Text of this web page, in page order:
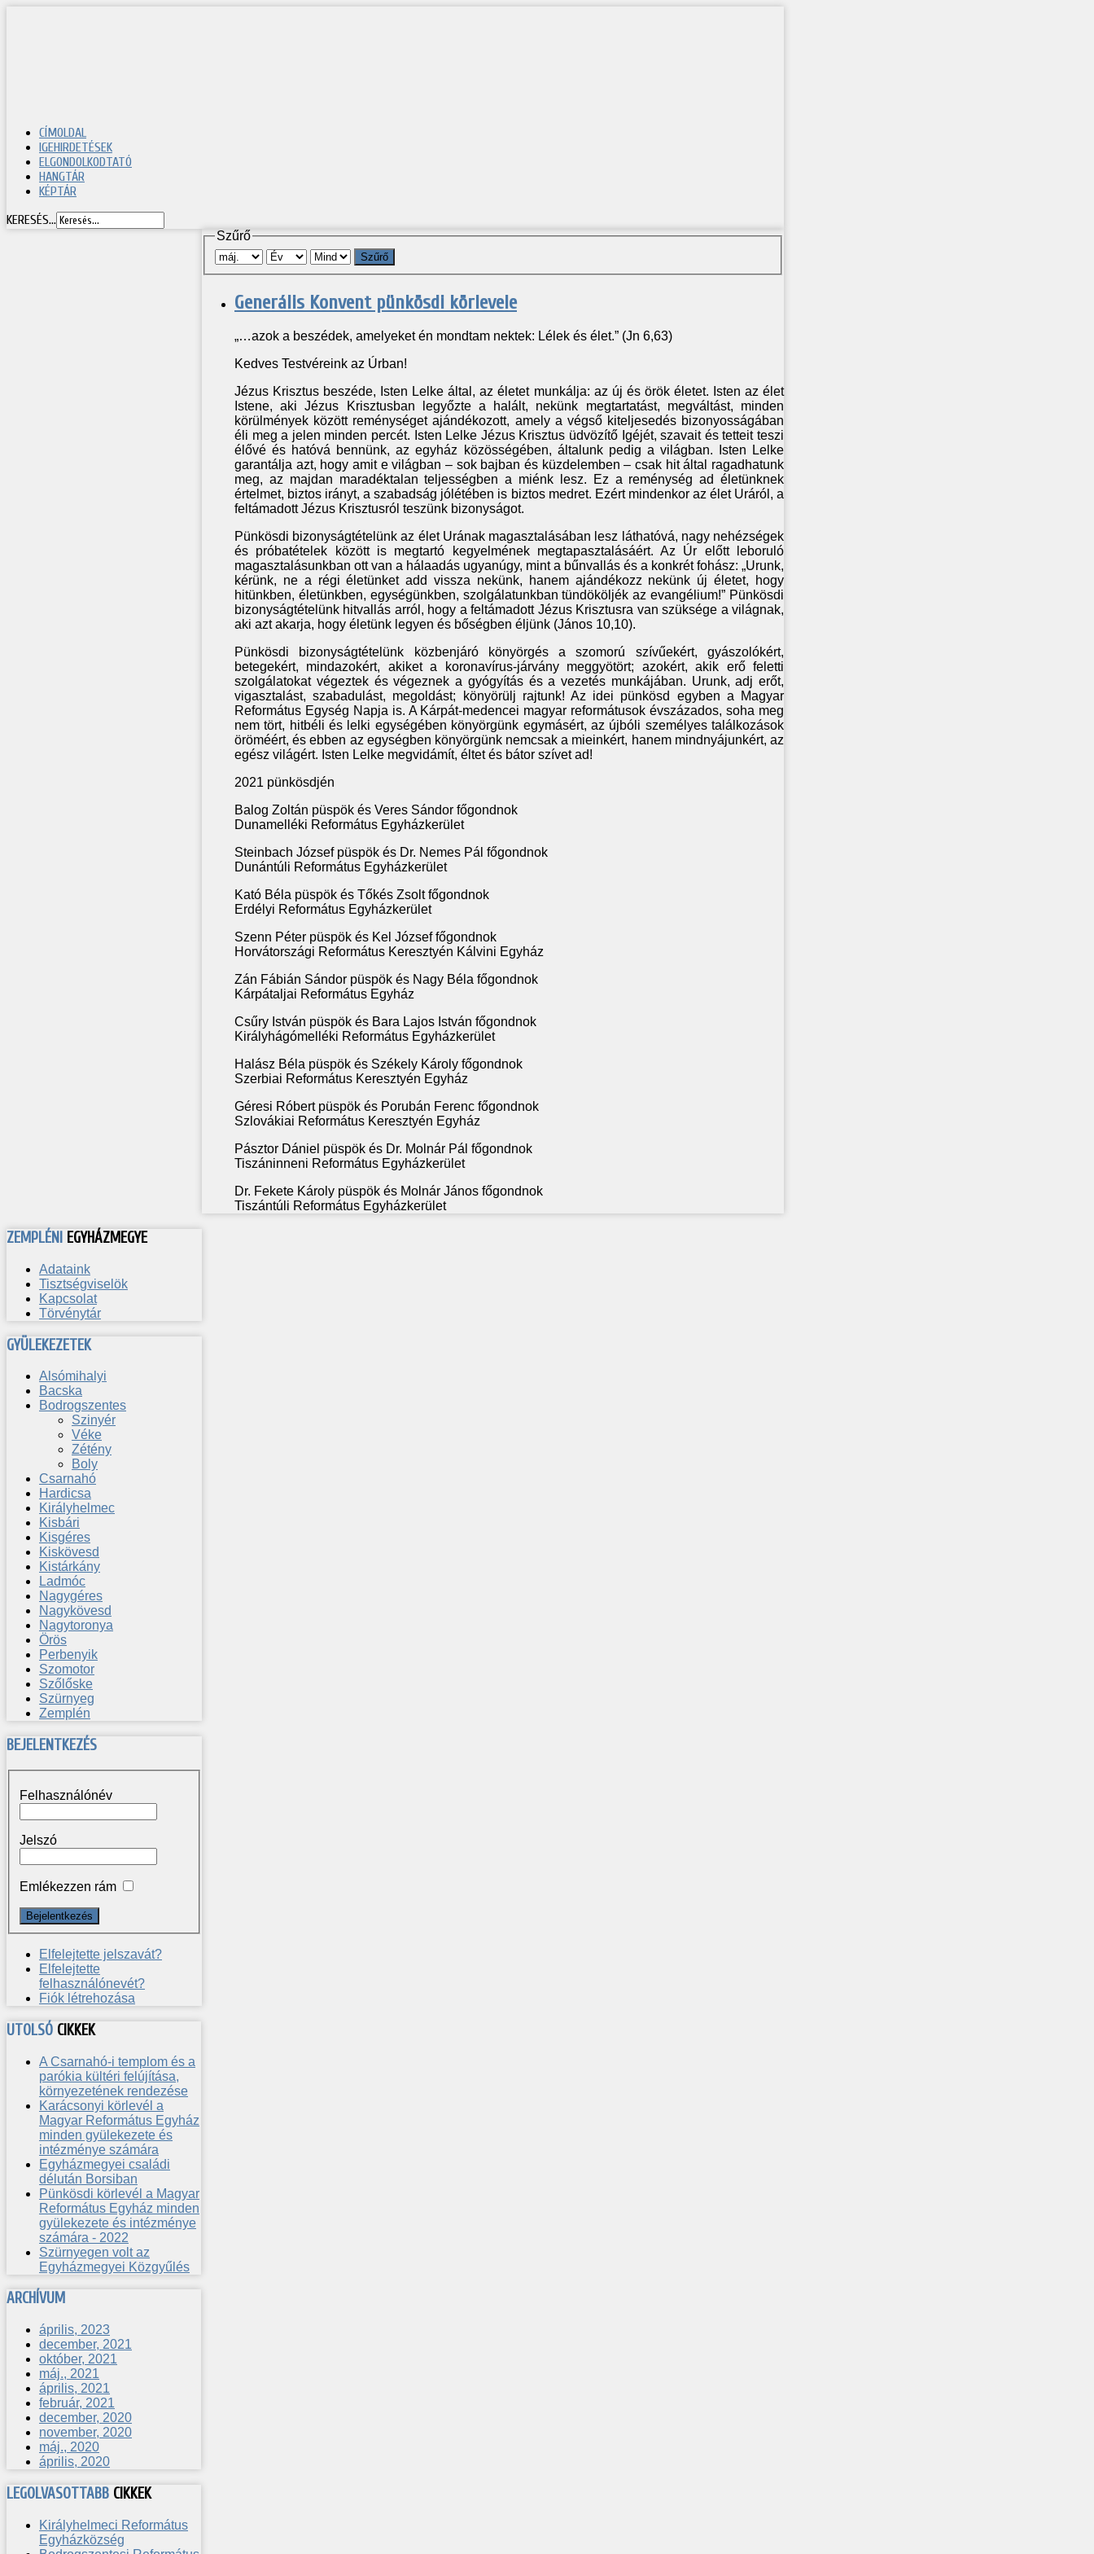
CÍMOLDAL
IGEHIRDETÉSEK
ELGONDOLKODTATÓ
HANGTÁR
KÉPTÁR
KERESÉS...
Szűrő
Szűrő
Generális Konvent pünkösdi körlevele
„…azok a beszédek, amelyeket én mondtam nektek: Lélek és élet.” (Jn 6,63)
Kedves Testvéreink az Úrban!
Jézus Krisztus beszéde, Isten Lelke által, az életet munkálja: az új és örök életet. Isten az élet
Istene, aki Jézus Krisztusban legyőzte a halált, nekünk megtartatást, megváltást, minden
körülmények között reménységet ajándékozott, amely a végső kiteljesedés bizonyosságában
éli meg a jelen minden percét. Isten Lelke Jézus Krisztus üdvözítő Igéjét, szavait és tetteit teszi
élővé és hatóvá bennünk, az egyház közösségében, általunk pedig a világban. Isten Lelke
garantálja azt, hogy amit e világban – sok bajban és küzdelemben – csak hit által ragadhatunk
meg, az majdan maradéktalan teljességben a miénk lesz. Ez a reménység ad életünknek
értelmet, biztos irányt, a szabadság jólétében is biztos medret. Ezért mindenkor az élet Uráról, a
feltámadott Jézus Krisztusról teszünk bizonyságot.
Pünkösdi bizonyságtételünk az élet Urának magasztalásában lesz láthatóvá, nagy nehézségek
és próbatételek között is megtartó kegyelmének megtapasztalásáért. Az Úr előtt leboruló
magasztalásunkban ott van a hálaadás ugyanúgy, mint a bűnvallás és a konkrét fohász: „Urunk,
kérünk, ne a régi életünket add vissza nekünk, hanem ajándékozz nekünk új életet, hogy
hitünkben, életünkben, egységünkben, szolgálatunkban tündököljék az evangélium!” Pünkösdi
bizonyságtételünk hitvallás arról, hogy a feltámadott Jézus Krisztusra van szüksége a világnak,
aki azt akarja, hogy életünk legyen és bőségben éljünk (János 10,10).
Pünkösdi bizonyságtételünk közbenjáró könyörgés a szomorú szívűekért, gyászolókért,
betegekért, mindazokért, akiket a koronavírus-járvány meggyötört; azokért, akik erő feletti
szolgálatokat végeztek és végeznek a gyógyítás és a vezetés munkájában. Urunk, adj erőt,
vigasztalást, szabadulást, megoldást; könyörülj rajtunk! Az idei pünkösd egyben a Magyar
Református Egység Napja is. A Kárpát-medencei magyar reformátusok évszázados, soha meg
nem tört, hitbéli és lelki egységében könyörgünk egymásért, az újbóli személyes találkozások
öröméért, és ebben az egységben könyörgünk nemcsak a mieinkért, hanem mindnyájunkért, az
egész világért. Isten Lelke megvidámít, éltet és bátor szívet ad!
2021 pünkösdjén
Balog Zoltán püspök és Veres Sándor főgondnok
Dunamelléki Református Egyházkerület
Steinbach József püspök és Dr. Nemes Pál főgondnok
Dunántúli Református Egyházkerület
Kató Béla püspök és Tőkés Zsolt főgondnok
Erdélyi Református Egyházkerület
Szenn Péter püspök és Kel József főgondnok
Horvátországi Református Keresztyén Kálvini Egyház
Zán Fábián Sándor püspök és Nagy Béla főgondnok
Kárpátaljai Református Egyház
Csűry István püspök és Bara Lajos István főgondnok
Királyhágómelléki Református Egyházkerület
Halász Béla püspök és Székely Károly főgondnok
Szerbiai Református Keresztyén Egyház
Géresi Róbert püspök és Porubán Ferenc főgondnok
Szlovákiai Református Keresztyén Egyház
Pásztor Dániel püspök és Dr. Molnár Pál főgondnok
Tiszáninneni Református Egyházkerület
Dr. Fekete Károly püspök és Molnár János főgondnok
Tiszántúli Református Egyházkerület
ZEMPLÉNI EGYHÁZMEGYE
Adataink
Tisztségviselök
Kapcsolat
Törvénytár
GYÜLEKEZETEK
Alsómihalyi
Bacska
Bodrogszentes
Szinyér
Véke
Zétény
Boly
Csarnahó
Hardicsa
Királyhelmec
Kisbári
Kisgéres
Kiskövesd
Kistárkány
Ladmóc
Nagygéres
Nagykövesd
Nagytoronya
Örös
Perbenyik
Szomotor
Szőlőske
Szürnyeg
Zemplén
BEJELENTKEZÉS
Felhasználónév
Jelszó
Emlékezzen rám
Elfelejtette jelszavát?
Elfelejtette
felhasználónevét?
Fiók létrehozása
UTOLSÓ CIKKEK
A Csarnahó-i templom és a
parókia kültéri felújítása,
környezetének rendezése
Karácsonyi körlevél a
Magyar Református Egyház
minden gyülekezete és
intézménye számára
Egyházmegyei családi
délután Borsiban
Pünkösdi körlevél a Magyar
Református Egyház minden
gyülekezete és intézménye
számára - 2022
Szürnyegen volt az
Egyházmegyei Közgyűlés
ARCHÍVUM
április, 2023
december, 2021
október, 2021
máj., 2021
április, 2021
február, 2021
december, 2020
november, 2020
máj., 2020
április, 2020
LEGOLVASOTTABB CIKKEK
Királyhelmeci Református
Egyházközség